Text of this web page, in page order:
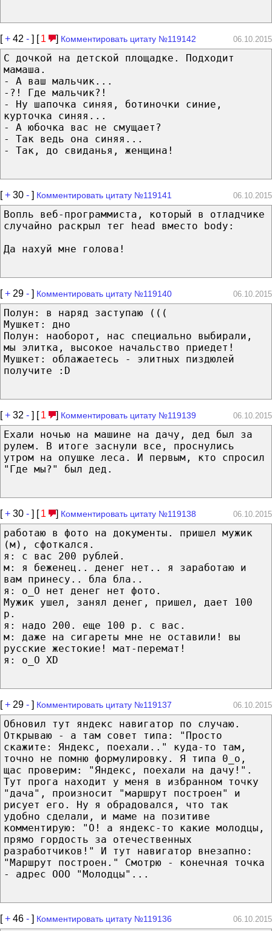
[+ 42 - ] [ 1 ] Комментировать цитату №119142 06.10.2015
С дочкой на детской площадке. Подходит
мамаша.
- А ваш мальчик...
-?! Где мальчик?!
- Ну шапочка синяя, ботиночки синие,
курточка синяя...
- А юбочка вас не смущает?
- Так ведь она синяя...
- Так, до свиданья, женщина!
[+ 30 - ] Комментировать цитату №119141 06.10.2015
Вопль веб-программиста, который в отладчике
случайно раскрыл тег head вместо body:
Да нахуй мне голова!
[+ 29 - ] Комментировать цитату №119140 06.10.2015
Полун: в наряд заступаю (((
Мушкет: дно
Полун: наоборот, нас специально выбирали,
мы элитка, высокое начальство приедет!
Мушкет: облажаетесь - элитных пиздюлей
получите :D
[+ 32 - ] [ 1 ] Комментировать цитату №119139 06.10.2015
Ехали ночью на машине на дачу, дед был за
рулем. В итоге заснули все, проснулись
утром на опушке леса. И первым, кто спросил
"Где мы?" был дед.
[+ 30 - ] [ 1 ] Комментировать цитату №119138 06.10.2015
работаю в фото на документы. пришел мужик
(м), сфоткался.
я: с вас 200 рублей.
м: я беженец.. денег нет.. я заработаю и
вам принесу.. бла бла..
я: о_О нет денег нет фото.
Мужик ушел, занял денег, пришел, дает 100
р.
я: надо 200. еще 100 р. с вас.
м: даже на сигареты мне не оставили! вы
русские жестокие! мат-перемат!
я: о_О XD
[+ 29 - ] Комментировать цитату №119137 06.10.2015
Обновил тут яндекс навигатор по случаю.
Открываю - а там совет типа: "Просто
скажите: Яндекс, поехали.." куда-то там,
точно не помню формулировку. Я типа 0_о,
щас проверим: "Яндекс, поехали на дачу!".
Тут прога находит у меня в избранном точку
"дача", произносит "маршрут построен" и
рисует его. Ну я обрадовался, что так
удобно сделали, и маме на позитиве
комментирую: "О! а яндекс-то какие молодцы,
прямо гордость за отечественных
разработчиков!" И тут навигатор внезапно:
"Маршрут построен." Смотрю - конечная точка
- адрес ООО "Молодцы"...
[+ 46 - ] Комментировать цитату №119136 06.10.2015